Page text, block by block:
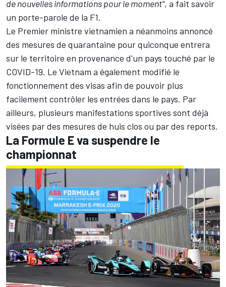
de nouvelles informations pour le moment", a fait savoir
un porte-parole de la F1.
Le Premier ministre vietnamien a néanmoins annoncé
des mesures de quarantaine pour quiconque entrera
sur le territoire en provenance d'un pays touché par le
COVID-19. Le Vietnam a également modifié le
fonctionnement des visas afin de pouvoir plus
facilement contrôler les entrées dans le pays. Par
ailleurs, plusieurs manifestations sportives sont déjà
visées par des mesures de huis clos ou par des reports.
La Formule E va suspendre le
championnat